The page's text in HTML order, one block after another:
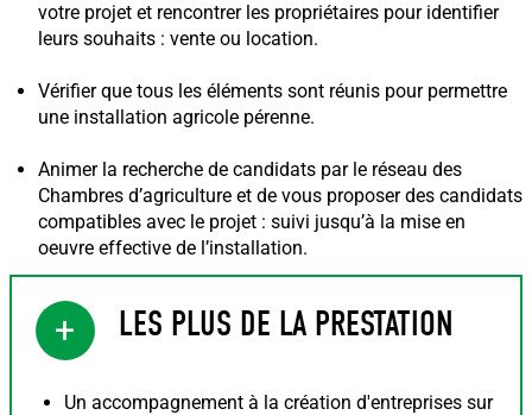
votre projet et rencontrer les propriétaires pour identifier
leurs souhaits : vente ou location.
Vérifier que tous les éléments sont réunis pour permettre
une installation agricole pérenne.
Animer la recherche de candidats par le réseau des
Chambres d’agriculture et de vous proposer des candidats
compatibles avec le projet : suivi jusqu’à la mise en
oeuvre effective de l’installation.
+ LES PLUS DE LA PRESTATION
Un accompagnement à la création d'entreprises sur